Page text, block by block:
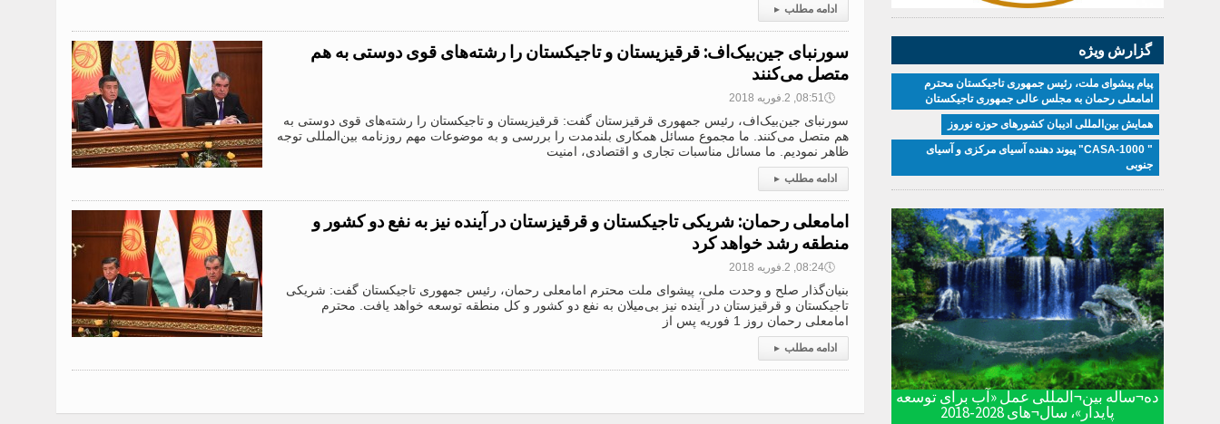
ادامه مطلب ▸
سورنبای جین‌بیک‌اف: قرقیزیستان و تاجیکستان را رشته‌های قوی دوستی به هم
متصل می‌کنند
🕔08:51, 2.فوریه 2018
سورنبای جین‌بیک‌اف، رئیس جمهوری قرقیزستان گفت: قرقیزیستان و تاجیکستان را رشته‌های قوی دوستی به
هم متصل می‌کنند. ما مجموع مسائل همکاری بلندمدت را بررسی و به موضوعات مهم روزنامه بین‌المللی توجه
ظاهر نمودیم. ما مسائل مناسبات تجاری و اقتصادی، امنیت
ادامه مطلب ▸
امامعلی رحمان: شریکی تاجیکستان و قرقیزستان در آینده نیز به نفع دو کشور و
منطقه رشد خواهد کرد
🕔08:24, 2.فوریه 2018
بنیان‌گذار صلح و وحدت ملی، پیشوای ملت محترم امامعلی رحمان، رئیس جمهوری تاجیکستان گفت: شریکی
تاجیکستان و قرقیزستان در آینده نیز بی‌میلان به نفع دو کشور و کل منطقه توسعه خواهد یافت. محترم
امامعلی رحمان روز 1 فوریه پس از
ادامه مطلب ▸
گزارش ویژه
پیام پیشوای ملت، رئیس جمهوری تاجیکستان محترم
امامعلی رحمان به مجلس عالی جمهوری تاجیکستان
همایش بین‌المللی ادیبان کشور‌های حوزه نوروز
" CASA-1000" پیوند دهنده آسیای مرکزی و آسیای
جنوبی
ده¬ساله بین¬المللی عمل «آب برای توسعه
پایدار»، سال¬های 2028-2018